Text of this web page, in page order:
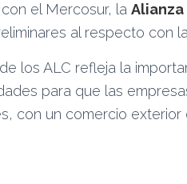
el Mercosur, la
al respecto con
los ALC refleja la
para que las
con un comercio exterior